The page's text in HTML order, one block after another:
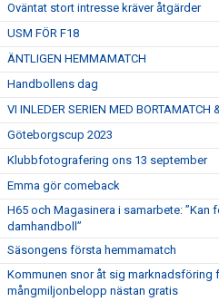
Oväntat stort intresse kräver åtgärder
USM FÖR F18
ÄNTLIGEN HEMMAMATCH
Handbollens dag
VI INLEDER SERIEN MED BORTAMATCH
Göteborgscup 2023
Klubbfotografering ons 13 september
Emma gör comeback
H65 och Magasinera i samarbete: ”Kan
damhandboll”
Säsongens första hemmamatch
Kommunen snor åt sig marknadsföring
mångmiljonbelopp nästan gratis